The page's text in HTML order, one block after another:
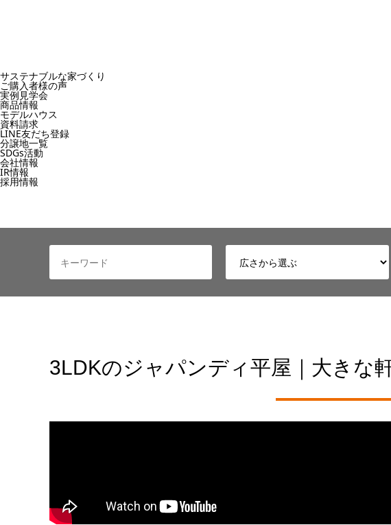
サステナブルな家づくり
ご購入者様の声
実例見学会
商品情報
モデルハウス
資料請求
LINE友だち登録
分譲地一覧
SDGs活動
会社情報
IR情報
採用情報
3LDKのジャパンディ平屋｜大きな